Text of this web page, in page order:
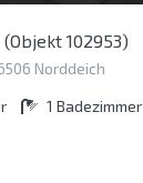
102953)
Norddeich
1 Badezimmer